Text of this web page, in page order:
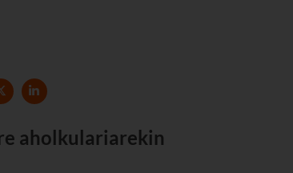
aholkulariarekin